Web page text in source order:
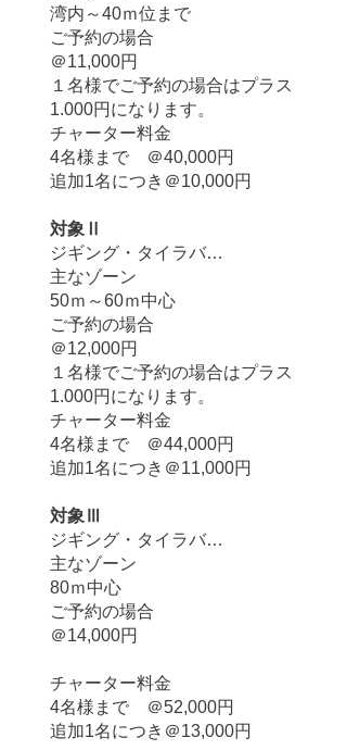
湾内～40ｍ位まで
ご予約の場合
＠11,000円
​１名様でご予約の場合はプラス
1.000円になります。
チャーター料金
4名様まで ＠40,000円
追加1名につき＠10,000円
対象Ⅱ
ジギング・タイラバ…
主なゾーン
50ｍ～60ｍ中心
ご予約の場合
＠12,000円
​１名様でご予約の場合はプラス
1.000円になります。
チャーター料金
4名様まで ＠44,000円
追加1名につき＠11,000円
対象Ⅲ
ジギング・タイラバ…
主なゾーン
80ｍ中心
ご予約の場合
＠14,000円
チャーター料金
4名様まで ＠52,000円
追加1名につき＠13,000円